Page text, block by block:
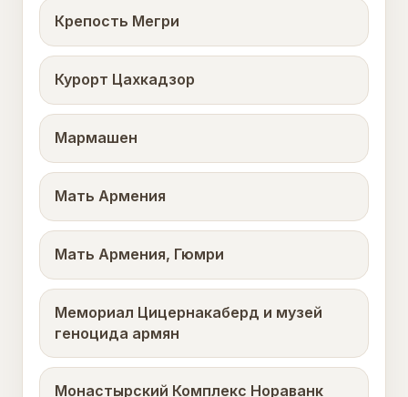
Крепость Мегри
Курорт Цахкадзор
Мармашен
Мать Армения
Мать Армения, Гюмри
Мемориал Цицернакаберд и музей
геноцида армян
Монастырский Комплекс Нораванк